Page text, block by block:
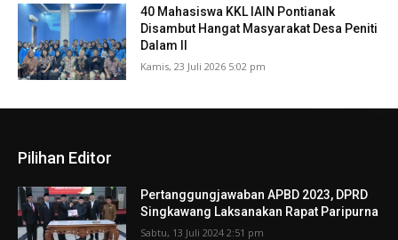
40 Mahasiswa KKL IAIN Pontianak
Disambut Hangat Masyarakat Desa Peniti
Dalam II
Kamis, 23 Juli 2026 5:02 pm
Pilihan Editor
Pertanggungjawaban APBD 2023, DPRD
Singkawang Laksanakan Rapat Paripurna
Sabtu, 13 Juli 2024 2:51 pm